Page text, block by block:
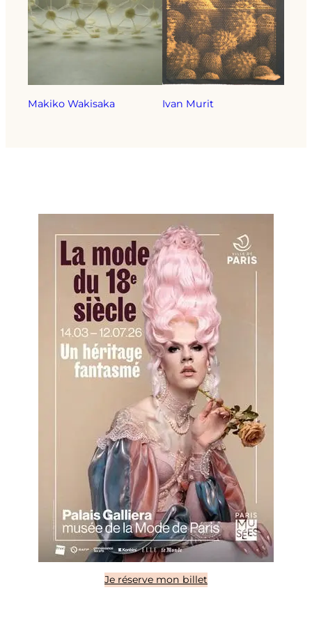
Makiko Wakisaka Ivan Murit
Je réserve mon billet